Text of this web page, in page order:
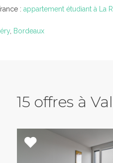
: appartement étudiant à La
, Bordeaux
15 offres à